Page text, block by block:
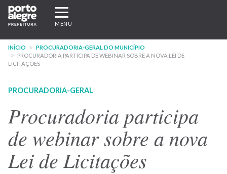
Pular
para
conteúdo
principal
Expandir/recolher
navegação
MENU
INÍCIO
PROCURADORIA-GERAL DO MUNICÍPIO
PROCURADORIA PARTICIPA DE WEBINAR SOBRE A NOVA LEI DE
LICITAÇÕES
PROCURADORIA-GERAL
Procuradoria participa
de webinar sobre a nova
Lei de Licitações